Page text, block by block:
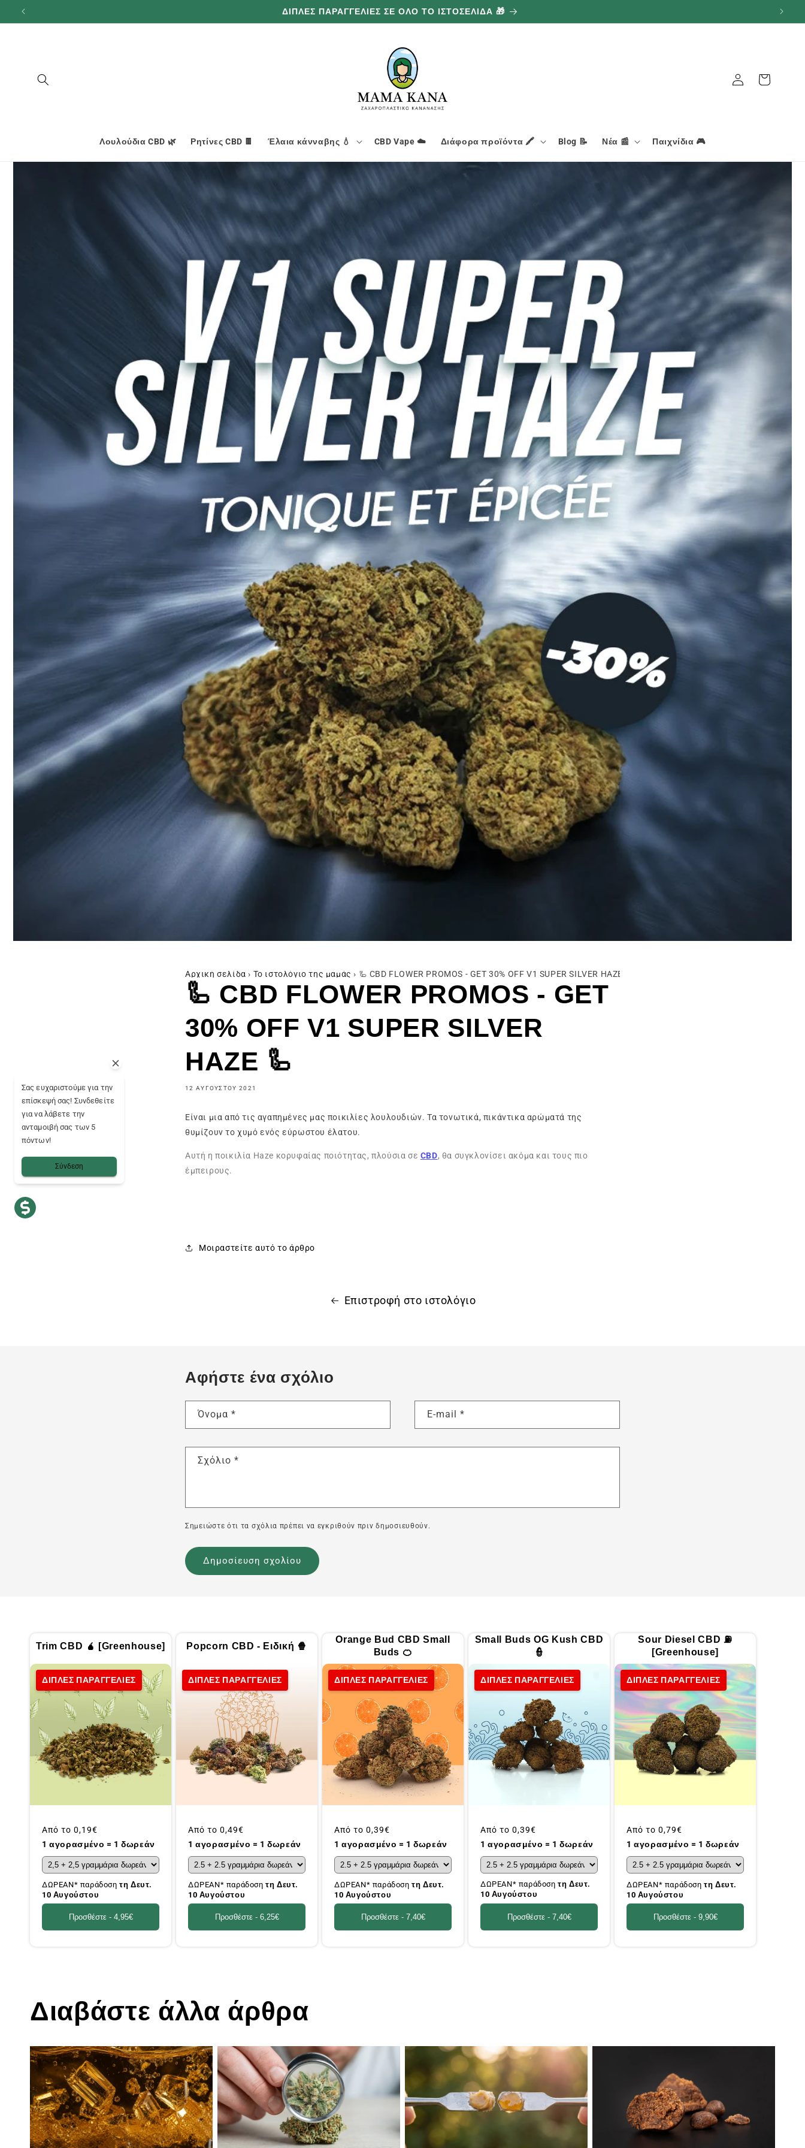
προχωρήστε
στο
ΔΙΠΛΕΣ ΠΑΡΑΓΓΕΛΙΕΣ ΣΕ ΟΛΟ ΤΟ ΙΣΤΟΣΕΛΙΔΑ 🎁
Λουλούδια CBD 🌿 Ρητίνες CBD 🍫 Έλαια κάνναβης 💧 CBD Vape ☁️ Διάφορα προϊόντα 🖍️ Blog 📝 Νέα 📰 Παιχνίδια 🎮
Σύνδεση Καλάθι
Αρχική σελίδα › Το ιστολόγιο της μαμάς › 🦾 CBD FLOWER PROMOS - GET 30% OFF V1 SUPER SILVER HAZE 🦾
🦾 CBD FLOWER PROMOS - GET
30% OFF V1 SUPER SILVER
HAZE 🦾
12 ΑΥΓΟΎΣΤΟΥ 2021
Είναι μια από τις αγαπημένες μας ποικιλίες λουλουδιών. Τα τονωτικά, πικάντικα αρώματά της
θυμίζουν το χυμό ενός εύρωστου έλατου.
Αυτή η ποικιλία Haze κορυφαίας ποιότητας, πλούσια σε CBD, θα συγκλονίσει ακόμα και τους πιο
έμπειρους.
Μοιραστείτε αυτό το άρθρο
Επιστροφή στο ιστολόγιο
Αφήστε ένα σχόλιο
Όνομα * E-mail *
Σχόλιο *
Σημειώστε ότι τα σχόλια πρέπει να εγκριθούν πριν δημοσιευθούν.
Trim CBD 🧉 [Greenhouse]
ΔΙΠΛΕΣ ΠΑΡΑΓΓΕΛΙΕΣ
Συνήθης
τιμή
Από το 0,19€
1 αγορασμένο = 1 δωρεάν
ΔΩΡΕΑΝ* παράδοσητη Δευτ.
10 Αυγούστου
Προσθέστε - 4,95€
Popcorn CBD - Ειδική 🍿
ΔΙΠΛΕΣ ΠΑΡΑΓΓΕΛΙΕΣ
Συνήθης
τιμή
Από το 0,49€
1 αγορασμένο = 1 δωρεάν
ΔΩΡΕΑΝ* παράδοσητη Δευτ.
10 Αυγούστου
Προσθέστε - 6,25€
Orange Bud CBD Small
Buds 🍊
ΔΙΠΛΕΣ ΠΑΡΑΓΓΕΛΙΕΣ
Συνήθης
τιμή
Από το 0,39€
1 αγορασμένο = 1 δωρεάν
ΔΩΡΕΑΝ* παράδοσητη Δευτ.
10 Αυγούστου
Προσθέστε - 7,40€
Small Buds OG Kush CBD
👮
ΔΙΠΛΕΣ ΠΑΡΑΓΓΕΛΙΕΣ
Συνήθης
τιμή
Από το 0,39€
1 αγορασμένο = 1 δωρεάν
ΔΩΡΕΑΝ* παράδοσητη Δευτ.
10 Αυγούστου
Προσθέστε - 7,40€
Sour Diesel CBD ⛽
[Greenhouse]
ΔΙΠΛΕΣ ΠΑΡΑΓΓΕΛΙΕΣ
Συνήθης
τιμή
Από το 0,79€
1 αγορασμένο = 1 δωρεάν
ΔΩΡΕΑΝ* παράδοσητη Δευτ.
10 Αυγούστου
Προσθέστε - 9,90€
Διαβάστε άλλα άρθρα
Σας ευχαριστούμε για την
επίσκεψή σας! Συνδεθείτε
για να λάβετε την
ανταμοιβή σας των 5
πόντων!
Σύνδεση